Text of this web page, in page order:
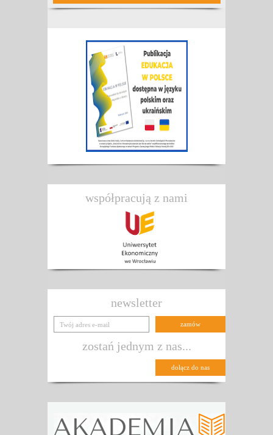
współpracują z nami
newsletter
zostań jednym z nas...